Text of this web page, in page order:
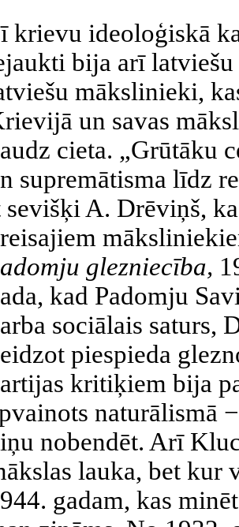
krievu ideoloģiskā
bija arī
mākslinieki,
un savas
cieta. „Grūtāku
supremātisma līdz
sevišķi A. Drēviņš,
glezniecība,
kad Padomju
sociālais saturs,
piespieda
kritiķiem bija
naturālismā
nobendēt. Arī
lauka, bet kur
gadam, kas